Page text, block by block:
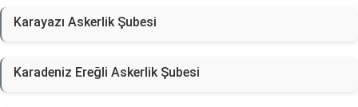
Karayazı Askerlik Şubesi
Karadeniz Ereğli Askerlik Şubesi